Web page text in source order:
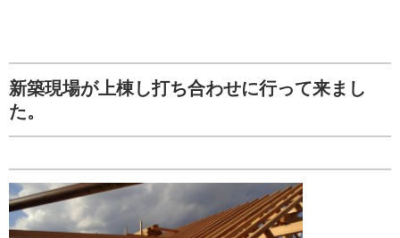
新築現場が上棟し打ち合わせに行って来まし
た。
その他